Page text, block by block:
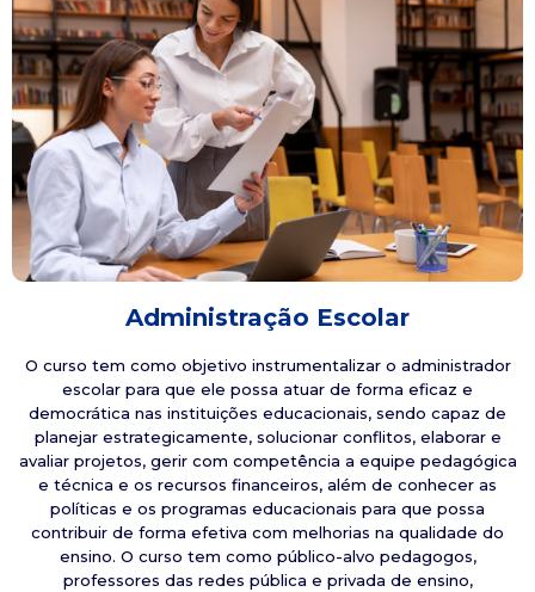
Administração Escolar
O curso tem como objetivo instrumentalizar o administrador
escolar para que ele possa atuar de forma eficaz e
democrática nas instituições educacionais, sendo capaz de
planejar estrategicamente, solucionar conflitos, elaborar e
avaliar projetos, gerir com competência a equipe pedagógica
e técnica e os recursos financeiros, além de conhecer as
políticas e os programas educacionais para que possa
contribuir de forma efetiva com melhorias na qualidade do
ensino. O curso tem como público-alvo pedagogos,
professores das redes pública e privada de ensino,